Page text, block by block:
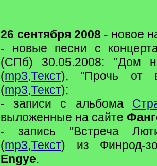
26 сентября 2008 - новое
- новые песни с
(СПб) 30.05.2008: "Дом
(mp3,Текст), "Прочь от
(mp3,Текст);
- записи с альбома
выложенные на сайте
- запись "Встреча
(mp3,Текст) из Финрод-
Engye.